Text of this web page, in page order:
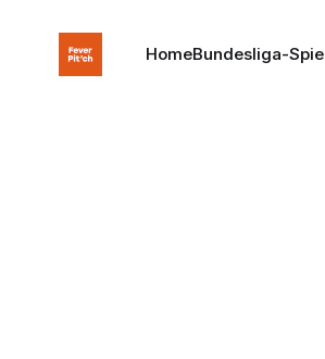
HomeBundesliga-